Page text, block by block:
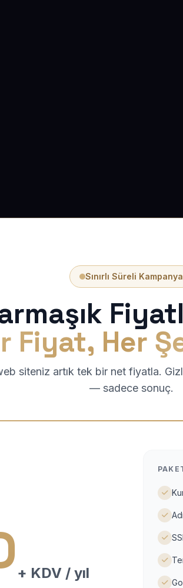
Sınırlı Süreli Kampanya
Fiyat, Her
siteniz artık tek bir net fiyatla.
— sadece sonuç.
+ KDV / yıl